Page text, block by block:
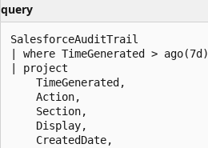
query
SalesforceAuditTrail
| where TimeGenerated > ago(7d)
| project
    TimeGenerated,
    Action,
    Section,
    Display,
    CreatedDate,